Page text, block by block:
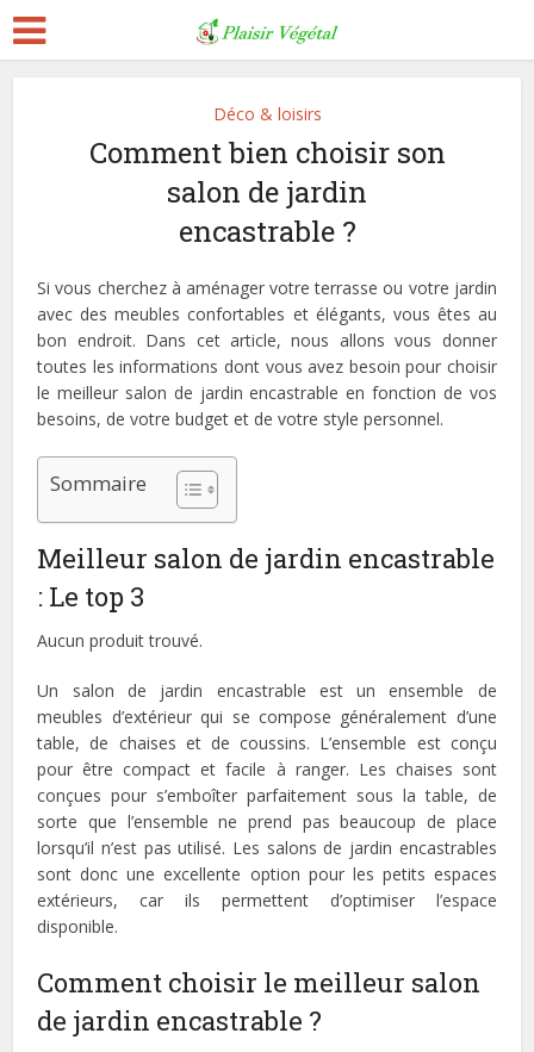
Déco & loisirs
Comment bien choisir son
salon de jardin
encastrable ?
Si vous cherchez à aménager votre terrasse ou votre jardin
avec des meubles confortables et élégants, vous êtes au
bon endroit. Dans cet article, nous allons vous donner
toutes les informations dont vous avez besoin pour choisir
le meilleur salon de jardin encastrable en fonction de vos
besoins, de votre budget et de votre style personnel.
Sommaire
Meilleur salon de jardin encastrable
: Le top 3
Aucun produit trouvé.
Un salon de jardin encastrable est un ensemble de
meubles d’extérieur qui se compose généralement d’une
table, de chaises et de coussins. L’ensemble est conçu
pour être compact et facile à ranger. Les chaises sont
conçues pour s’emboîter parfaitement sous la table, de
sorte que l’ensemble ne prend pas beaucoup de place
lorsqu’il n’est pas utilisé. Les salons de jardin encastrables
sont donc une excellente option pour les petits espaces
extérieurs, car ils permettent d’optimiser l’espace
disponible.
Comment choisir le meilleur salon
de jardin encastrable ?